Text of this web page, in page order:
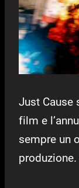
Just Cause
film e
sempre un
produzione.